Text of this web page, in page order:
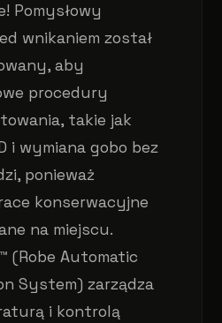
Pomysłowy
wnikaniem został
aby
procedury
takie jak
i wymiana gobo bez
ponieważ
konserwacyjne
na miejscu.
(Robe Automatic
System) zarządza
i kontrolą